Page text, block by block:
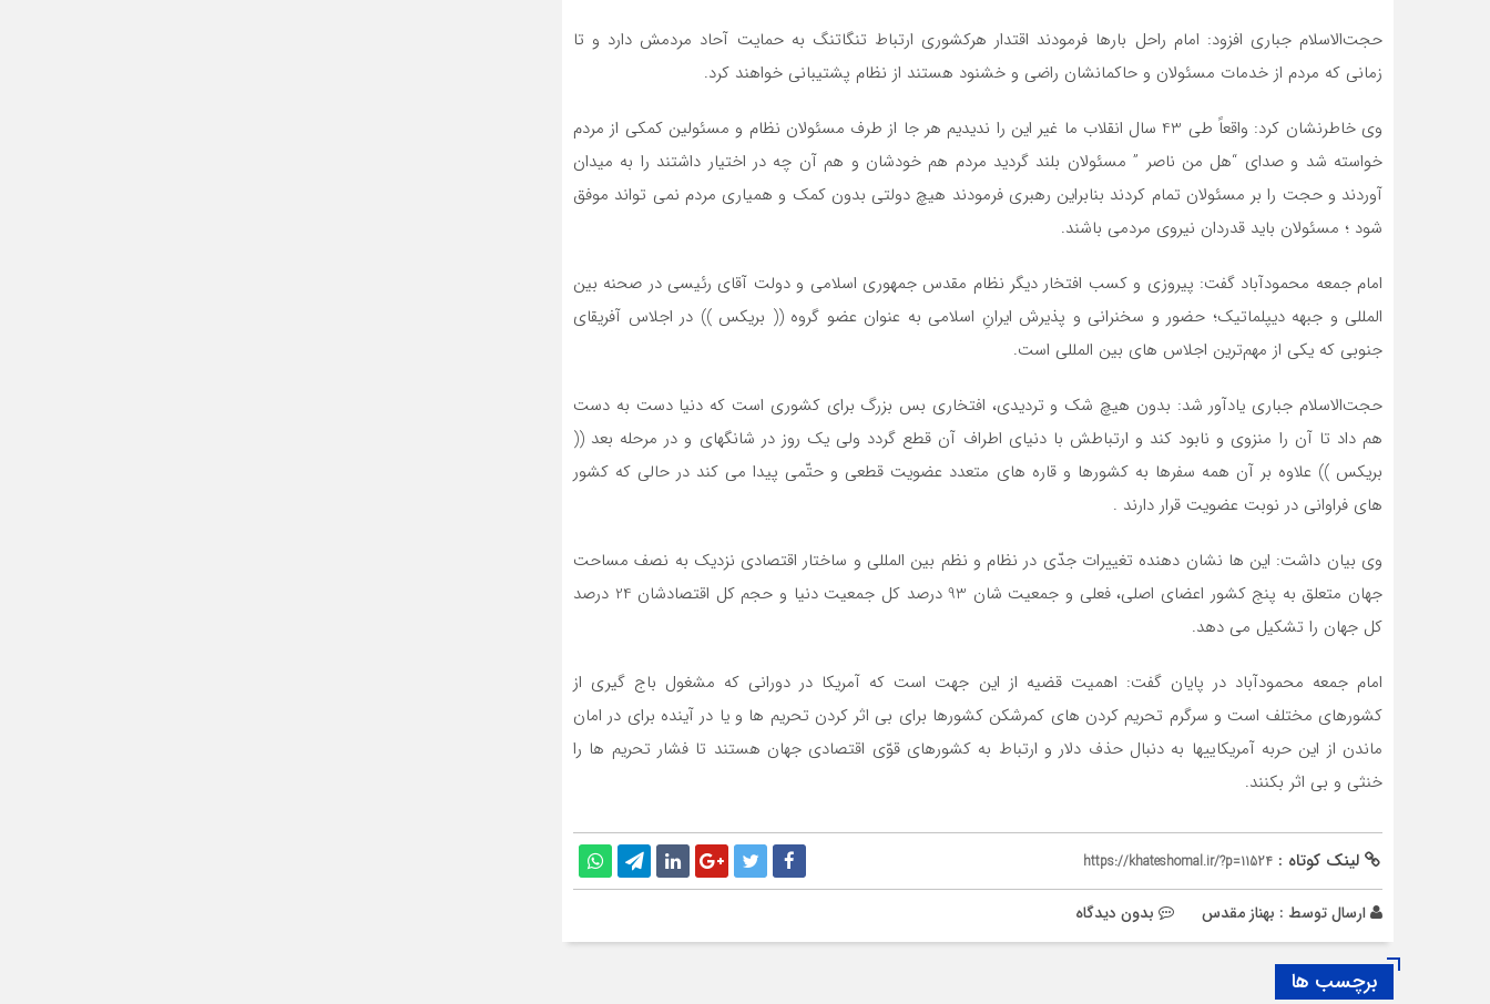
حجت‌الاسلام جباری افزود: امام راحل بارها فرمودند اقتدار هرکشوری ارتباط تنگاتنگ به حمایت آحاد مردمش دارد و تا
زمانی که مردم از خدمات مسئولان و حاکمانشان راضی و خشنود هستند از نظام پشتیبانی خواهند کرد.
وی خاطرنشان کرد: واقعاً طی 43 سال انقلاب ما غیر این را ندیدیم هر جا از طرف مسئولان نظام و مسئولین کمکی از مردم
خواسته شد و صدای “هل من ناصر ” مسئولان بلند گردید مردم هم خودشان و هم آن چه در اختیار داشتند را به میدان
آوردند و حجت را بر مسئولان تمام کردند بنابراین رهبری فرمودند هیچ دولتی بدون کمک و همیاری مردم نمی تواند موفق
شود ؛ مسئولان باید قدردان نیروی مردمی باشند.
امام جمعه محمودآباد گفت: پیروزی و کسب افتخار دیگر نظام مقدس جمهوری اسلامی و دولت آقای رئیسی در صحنه بین
المللی و جبهه دیپلماتیک؛ حضور و سخنرانی و پذیرش ایرانِ اسلامی به عنوان عضو گروه (( بریکس )) در اجلاس آفریقای
جنوبی که یکی از مهم‌ترین اجلاس های بین المللی است.
حجت‌الاسلام جباری یادآور شد: بدون هیچ شک و تردیدی، افتخاری بس بزرگ برای کشوری است که دنیا دست به دست
هم داد تا آن را منزوی و نابود کند و ارتباطش با دنیای اطراف آن قطع گردد ولی یک روز در شانگهای و در مرحله بعد ((
بریکس )) علاوه بر آن همه سفرها به کشورها و قاره های متعدد عضویت قطعی و حتّمی پیدا می کند در حالی که کشور
های فراوانی در نوبت عضویت قرار دارند .
وی بیان داشت: این ها نشان دهنده تغییرات جدّی در نظام و نظم بین المللی و ساختار اقتصادی نزدیک به نصف مساحت
جهان متعلق به پنج کشور اعضای اصلی، فعلی و جمعیت شان 93 درصد کل جمعیت دنیا و حجم کل اقتصادشان 24 درصد
کل جهان را تشکیل می دهد.
امام جمعه محمودآباد در پایان گفت: اهمیت قضیه از این جهت است که آمریکا در دورانی که مشغول باج گیری از
کشورهای مختلف است و سرگرم تحریم کردن های کمرشکن کشورها برای بی اثر کردن تحریم ها و یا در آینده برای در امان
ماندن از این حربه آمریکاییها به دنبال حذف دلار و ارتباط به کشورهای قوّی اقتصادی جهان هستند تا فشار تحریم ها را
خنثی و بی اثر بکنند.
لینک کوتاه : https://khateshomal.ir/?p=11524
ارسال توسط : بهناز مقدس بدون دیدگاه
برچسب ها